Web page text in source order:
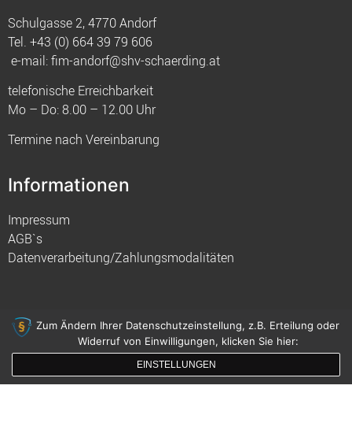
Schulgasse 2, 4770 Andorf
Tel. +43 (0) 664 39 79 606
e-mail:fim-andorf@shv-schaerding.at
telefonische Erreichbarkeit
Mo – Do: 8.00 – 12.00 Uhr
Termine nach Vereinbarung
Informationen
Impressum
AGB`s
Datenverarbeitung/Zahlungsmodalitäten
© 2021 FIM
gemacht mit von innDesign
Zum Ändern Ihrer Datenschutzeinstellung, z.B. Erteilung oder
Widerruf von Einwilligungen, klicken Sie hier:
EINSTELLUNGEN